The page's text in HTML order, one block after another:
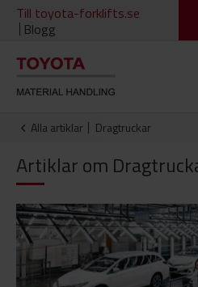
Till toyota-forklifts.se
Blogg
Alla artiklar dragtruckar
Artiklar om